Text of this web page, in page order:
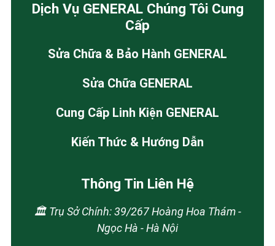
Dịch Vụ GENERAL Chúng Tôi Cung
Cấp
Sửa Chữa & Bảo Hành GENERAL
Sửa Chữa GENERAL
Cung Cấp Linh Kiện GENERAL
Kiến Thức & Hướng Dẫn
Thông Tin Liên Hệ
🏛️ Trụ Sở Chính: 39/267 Hoàng Hoa Thám -
Ngọc Hà - Hà Nội